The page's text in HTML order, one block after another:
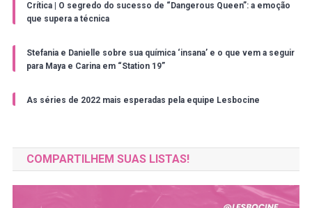
Crítica | O segredo do sucesso de “Dangerous Queen”: a emoção
que supera a técnica
Stefania e Danielle sobre sua química ‘insana’ e o que vem a seguir
para Maya e Carina em “Station 19”
As séries de 2022 mais esperadas pela equipe Lesbocine
COMPARTILHEM SUAS LISTAS!